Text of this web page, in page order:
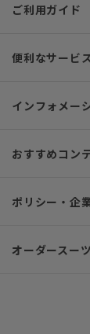
ご利用ガイド
便利なサービス
インフォメー
おすすめコン
ポリシー・企
オーダースー